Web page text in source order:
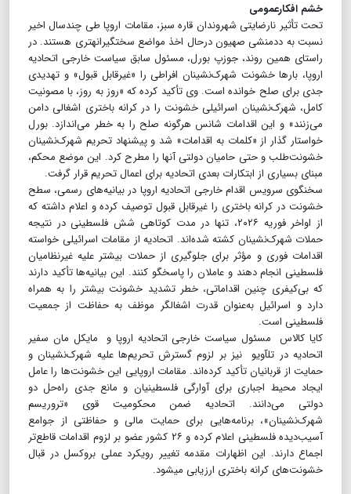
خشم افکارعمومی
تحت تأثیر نارضایتی شهروندان قاره سبز، مقامات اروپا طی چندسال اخیر
نسبت به ددمنشی صهیون درحال اخذ مواضع سختگیرانه‎تری هستند. در
راستای همین روند، جوزپ بورل، مسئول سابق سیاست خارجی اتحادیه
اروپا، بارها خشونت شهرک‌نشینان افراطی را «غیرقابل قبول» و تهدیدی
جدی برای صلح خوانده است. وی تأکید کرده که «روز به روز، با مصونیت
کامل، شهرک‌نشینان اسرائیلی خشونت را در کرانه باختری اشغالی دامن
می‌زنند» و این اقدامات شانس هرگونه صلح را به خطر می‌اندازد. بورل
خواستار ‌گذار از «کلمات به اقدامات» شد و پیشنهاد تحریم شهرک‌نشینان
خشونت‌طلب و حتی حامیان دولتی آنها را مطرح کرد. این موضع محکم،
مبنای بسیاری از ابتکارات بعدی اتحادیه برای اعمال تحریم قرار گرفت.
سخنگوی سرویس اقدام خارجی اتحادیه اروپا در بیانیه‌های رسمی، سطح
خشونت در کرانه باختری را غیرقابل قبول توصیف کرده و اعلام داشته که
از اواخر فوریه ۲۰۲۶، تنها در مدت کوتاهی شش فلسطینی در نتیجه
حملات شهرک‌نشینان کشته شده‌اند. اتحادیه از مقامات اسرائیلی خواسته
اقدامات فوری و مؤثر برای جلوگیری از حملات بیشتر علیه غیرنظامیان
فلسطینی انجام دهند و عاملان را پاسخگو کنند. این بیانیه‌ها تأکید دارند
که بی‌کیفری چنین اقداماتی، خطر تشدید خشونت بیشتر را به همراه
دارد و اسرائیل به‌عنوان قدرت اشغالگر موظف به حفاظت از جمعیت
فلسطینی است.
کایا کالاس مسئول سیاست خارجی اتحادیه اروپا و مایکل مان سفیر
اتحادیه در تل‎آویو نیز بر لزوم گسترش تحریم‌ها علیه شهرک‌نشینان و
حمایت از قربانیان تأکید کرده‌اند. مقامات اروپایی این خشونت‌ها را عامل
ایجاد محیط اجباری برای آوارگی فلسطینیان و مانع جدی راه‌حل دو
دولتی می‌دانند. اتحادیه ضمن محکومیت قوی «تروریسم
شهرک‌نشینان»، برنامه‌هایی برای حمایت مالی و حفاظتی از جوامع
آسیب‌دیده فلسطینی اعلام کرده و ۲۶ کشور عضو بر لزوم اقدامات قاطع‌تر
اجماع دارند. این اظهارات مقدمه تغییر رویکرد عملی بروکسل در قبال
خشونت‌های کرانه باختری ارزیابی می‎شود.